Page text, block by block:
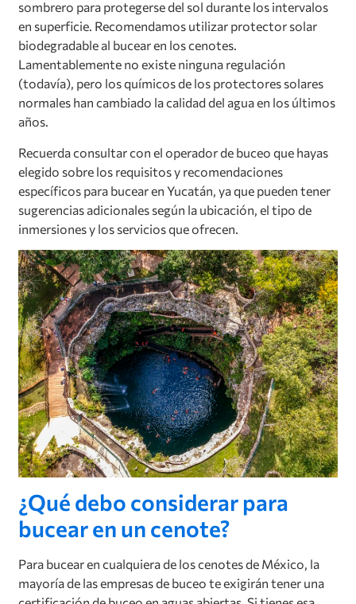
sombrero para protegerse del sol durante los intervalos
en superficie. Recomendamos utilizar protector solar
biodegradable al bucear en los cenotes.
Lamentablemente no existe ninguna regulación
(todavía), pero los químicos de los protectores solares
normales han cambiado la calidad del agua en los últimos
años.
Recuerda consultar con el operador de buceo que hayas
elegido sobre los requisitos y recomendaciones
específicos para bucear en Yucatán, ya que pueden tener
sugerencias adicionales según la ubicación, el tipo de
inmersiones y los servicios que ofrecen.
¿Qué debo considerar para
bucear en un cenote?
Para bucear en cualquiera de los cenotes de México, la
mayoría de las empresas de buceo te exigirán tener una